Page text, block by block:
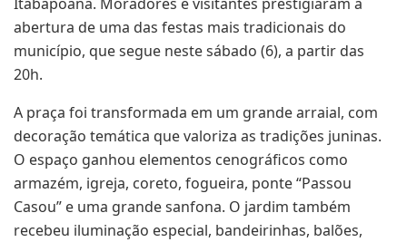
abertura de uma das festas mais tradicionais do
município, que segue neste sábado (6), a partir das
20h.
A praça foi transformada em um grande arraial, com
decoração temática que valoriza as tradições juninas.
O espaço ganhou elementos cenográficos como
armazém, igreja, coreto, fogueira, ponte “Passou
Casou” e uma grande sanfona. O jardim também
recebeu iluminação especial, bandeirinhas, balões,